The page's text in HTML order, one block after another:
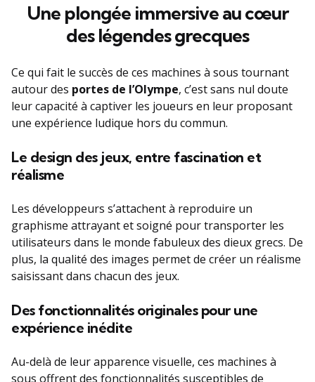
Une plongée immersive au cœur
des légendes grecques
Ce qui fait le succès de ces machines à sous tournant
autour des portes de l’Olympe, c’est sans nul doute
leur capacité à captiver les joueurs en leur proposant
une expérience ludique hors du commun.
Le design des jeux, entre fascination et
réalisme
Les développeurs s’attachent à reproduire un
graphisme attrayant et soigné pour transporter les
utilisateurs dans le monde fabuleux des dieux grecs. De
plus, la qualité des images permet de créer un réalisme
saisissant dans chacun des jeux.
Des fonctionnalités originales pour une
expérience inédite
Au-delà de leur apparence visuelle, ces machines à
sous offrent des fonctionnalités susceptibles de